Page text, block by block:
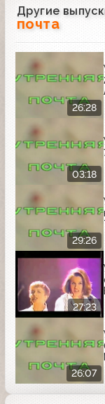
Другие
почта
26:28
03:18
29:26
27:23
26:07